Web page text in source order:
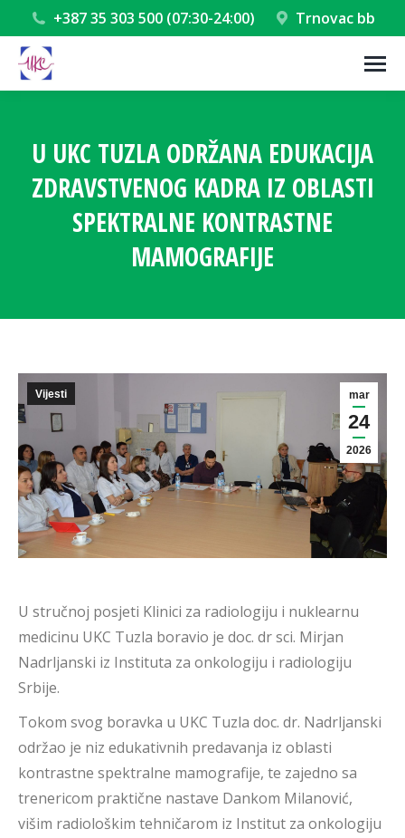
+387 35 303 500 (07:30-24:00) Trnovac bb
U UKC TUZLA ODRŽANA EDUKACIJA
ZDRAVSTVENOG KADRA IZ OBLASTI
SPEKTRALNE KONTRASTNE
MAMOGRAFIJE
mar
24
2026
Vijesti
U stručnoj posjeti Klinici za radiologiju i nuklearnu
medicinu UKC Tuzla boravio je doc. dr sci. Mirjan
Nadrljanski iz Instituta za onkologiju i radiologiju
Srbije.
Tokom svog boravka u UKC Tuzla doc. dr. Nadrljanski
održao je niz edukativnih predavanja iz oblasti
kontrastne spektralne mamografije, te zajedno sa
trenericom praktične nastave Dankom Milanović,
višim radiološkim tehničarom iz Institut za onkologiju